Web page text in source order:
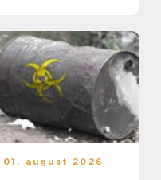
01. august 2026